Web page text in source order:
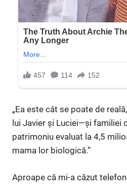
„Ea este cât se poate de
lui Javier și Luciei—și familiei
patrimoniu evaluat la 4,5
mama lor biologică.”
Aproape că mi-a căzut